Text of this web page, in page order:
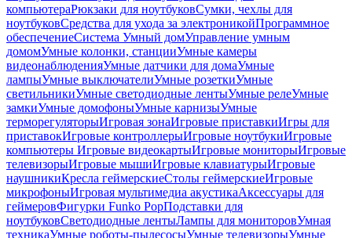
компьютераРюкзаки для ноутбуковСумки, чехлы для
ноутбуковСредства для ухода за электроникойПрограммное
обеспечениеСистема Умный домУправление умным
домомУмные колонки, станцииУмные камеры
видеонаблюденияУмные датчики для домаУмные
лампыУмные выключателиУмные розеткиУмные
светильникиУмные светодиодные лентыУмные релеУмные
замкиУмные домофоныУмные карнизыУмные
терморегуляторыИгровая зонаИгровые приставкиИгры для
приставокИгровые контроллерыИгровые ноутбукиИгровые
компьютеры Игровые видеокартыИгровые мониторыИгровые
телевизорыИгровые мышиИгровые клавиатурыИгровые
наушникиКресла геймерскиеСтолы геймерскиеИгровые
микрофоныИгровая мультимедиа акустикаАксессуары для
геймеровФигурки Funko PopПодставки для
ноутбуковСветодиодные лентыЛампы для мониторовУмная
техникаУмные роботы-пылесосыУмные телевизорыУмные